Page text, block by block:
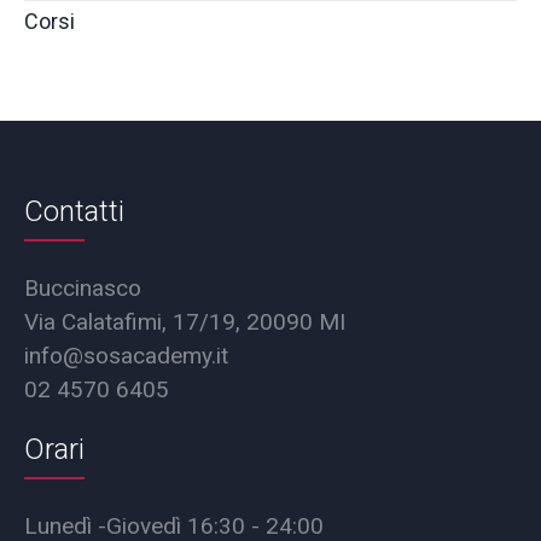
Corsi
Contatti
Buccinasco
Via Calatafimi, 17/19, 20090 MI
info@sosacademy.it
02 4570 6405
Orari
Lunedì -Giovedì 16:30 - 24:00